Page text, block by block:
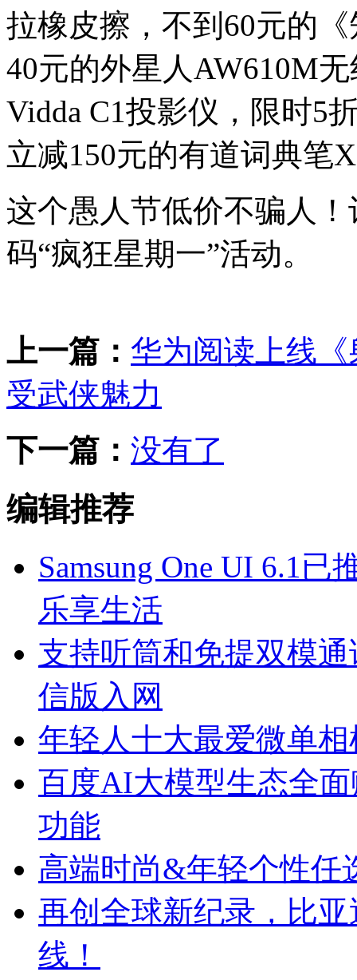
拉橡皮擦，不到60元的
40元的外星人AW610M
Vidda C1投影仪，限时5
立减150元的有道词典笔
这个愚人节低价不骗人！
码“疯狂星期一”活动。
上一篇： 华为阅读上线
受武侠魅力
下一篇： 没有了
编辑推荐
Samsung One UI 6.1
乐享生活
支持听筒和免提双模通
信版入网
年轻人十大最爱微单
百度AI大模型生态全
功能
高端时尚&年轻个性任
再创全球新纪录，比
线！